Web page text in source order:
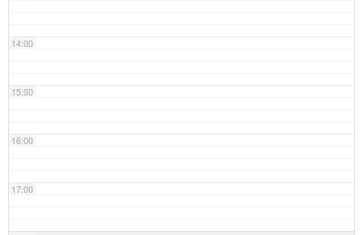
14:00
15:00
16:00
17:00